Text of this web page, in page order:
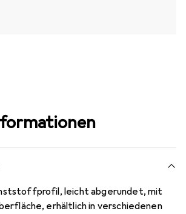
leicht abgerundet, mit
erhältlich in verschiedenen